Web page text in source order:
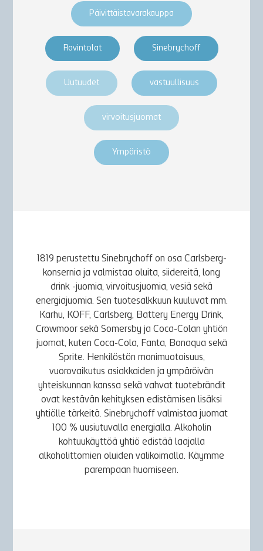
Päivittäistavarakauppa
Ravintolat Sinebrychoff
Uutuudet vastuullisuus
virvoitusjuomat
Ympäristö
1819 perustettu Sinebrychoff on osa Carlsberg-
konsernia ja valmistaa oluita, siidereitä, long
drink -juomia, virvoitusjuomia, vesiä sekä
energiajuomia. Sen tuotesalkkuun kuuluvat mm.
Karhu, KOFF, Carlsberg, Battery Energy Drink,
Crowmoor sekä Somersby ja Coca-Colan yhtiön
juomat, kuten Coca-Cola, Fanta, Bonaqua sekä
Sprite. Henkilöstön monimuotoisuus,
vuorovaikutus asiakkaiden ja ympäröivän
yhteiskunnan kanssa sekä vahvat tuotebrändit
ovat kestävän kehityksen edistämisen lisäksi
yhtiölle tärkeitä. Sinebrychoff valmistaa juomat
100 % uusiutuvalla energialla. Alkoholin
kohtuukäyttöä yhtiö edistää laajalla
alkoholittomien oluiden valikoimalla. Käymme
parempaan huomiseen.